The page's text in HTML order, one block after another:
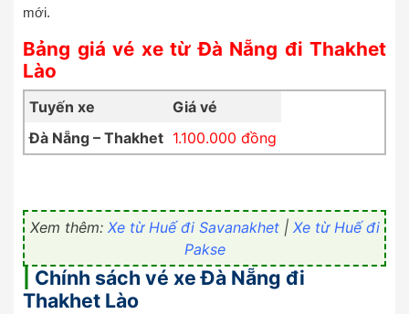
mới.
Bảng giá vé xe từ Đà Nẵng đi Thakhet
Lào
Tuyến xe
Giá vé
Đà Nẵng – Thakhet 1.100.000 đồng
Xem thêm: Xe từ Huế đi Savanakhet| Xe từ Huế đi
Pakse
Chính sách vé xe Đà Nẵng đi
Thakhet Lào